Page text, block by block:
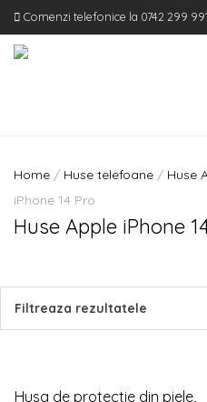
Comenzi telefonice la 0742 299 991
Home / Huse telefoane / Huse
iPhone 14 Pro
Huse Apple iPhone
Filtreaza rezultatele
Filtreaza rezultatele
Husa de protectie din piele,